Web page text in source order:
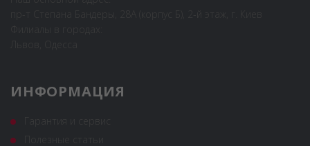
ИНФОРМАЦИЯ